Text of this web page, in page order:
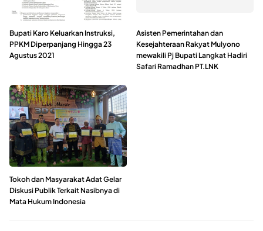
Bupati Karo Keluarkan Instruksi,
PPKM Diperpanjang Hingga 23
Agustus 2021
Asisten Pemerintahan dan
Kesejahteraan Rakyat Mulyono
mewakili Pj Bupati Langkat Hadiri
Safari Ramadhan PT.LNK
Tokoh dan Masyarakat Adat Gelar
Diskusi Publik Terkait Nasibnya di
Mata Hukum Indonesia